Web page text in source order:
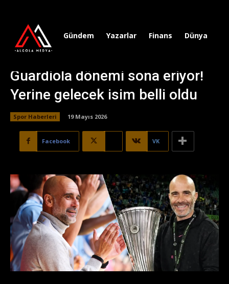
Gündem Yazarlar Finans Dünya
Guardiola dönemi sona eriyor!
Yerine gelecek isim belli oldu
Spor Haberleri 19 Mayıs 2026
Facebook VK